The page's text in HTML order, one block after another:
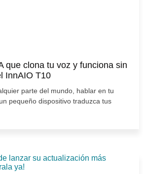
que clona tu voz y funciona sin
InnAIO T10
parte del mundo, hablar en tu
pequeño dispositivo traduzca tus